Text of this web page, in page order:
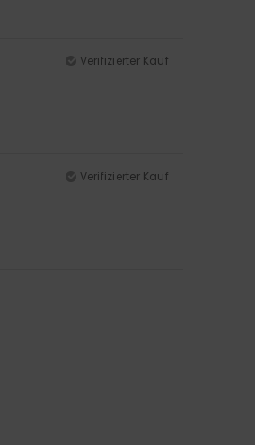
Verifizierter Kauf
Verifizierter Kauf